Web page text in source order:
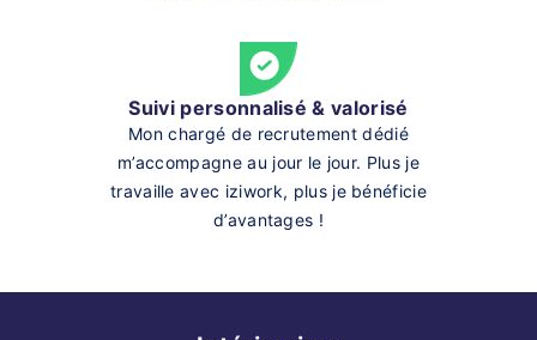
Suivi personnalisé & valorisé
Mon chargé de recrutement dédié
m’accompagne au jour le jour. Plus je
travaille avec iziwork, plus je bénéficie
d’avantages !